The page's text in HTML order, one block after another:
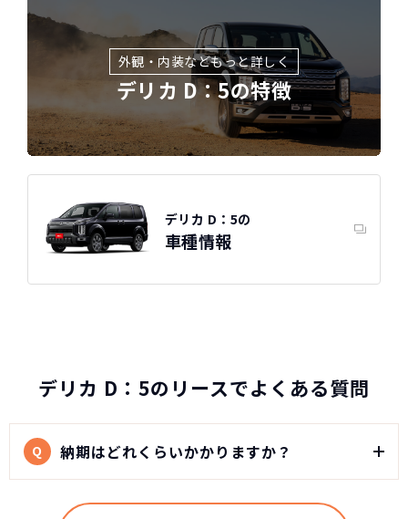
外観・内装などもっと詳しく
デリカ D：5の特徴
デリカ D：5の
車種情報
デリカ D：5のリースでよくある質問
Q 納期はどれくらいかかりますか？